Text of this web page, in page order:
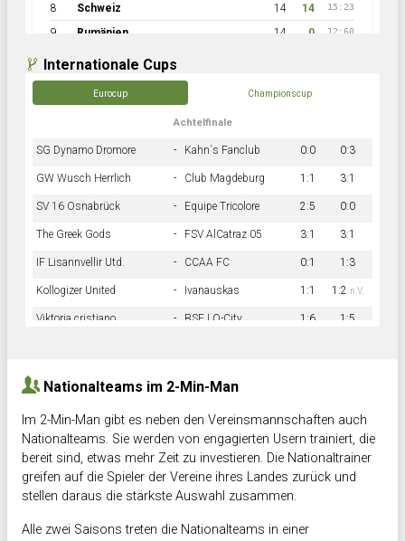
8 Schweiz 14 14 15:23
9 Rumänien 14 0 12:60
Internationale Cups
Eurocup Championscup
Achtelfinale
SG Dynamo Dromore - Kahn´s Fanclub 0:0 0:3
GW Wusch Herrlich - Club Magdeburg 1:1 3:1
SV 16 Osnabrück - Equipe Tricolore 2:5 0:0
The Greek Gods - FSV AlCatraz 05 3:1 3:1
IF Lisannvellir Utd. - CCAA FC 0:1 1:3
Kollogizer United - Ivanauskas 1:1 1:2 n.V.
Viktoria cristiano - BSF LO-City 1:6 1:5
Nationalteams im 2-Min-Man
Im 2-Min-Man gibt es neben den Vereinsmannschaften auch
Nationalteams. Sie werden von engagierten Usern trainiert, die
bereit sind, etwas mehr Zeit zu investieren. Die Nationaltrainer
greifen auf die Spieler der Vereine ihres Landes zurück und
stellen daraus die stärkste Auswahl zusammen.
Alle zwei Saisons treten die Nationalteams in einer